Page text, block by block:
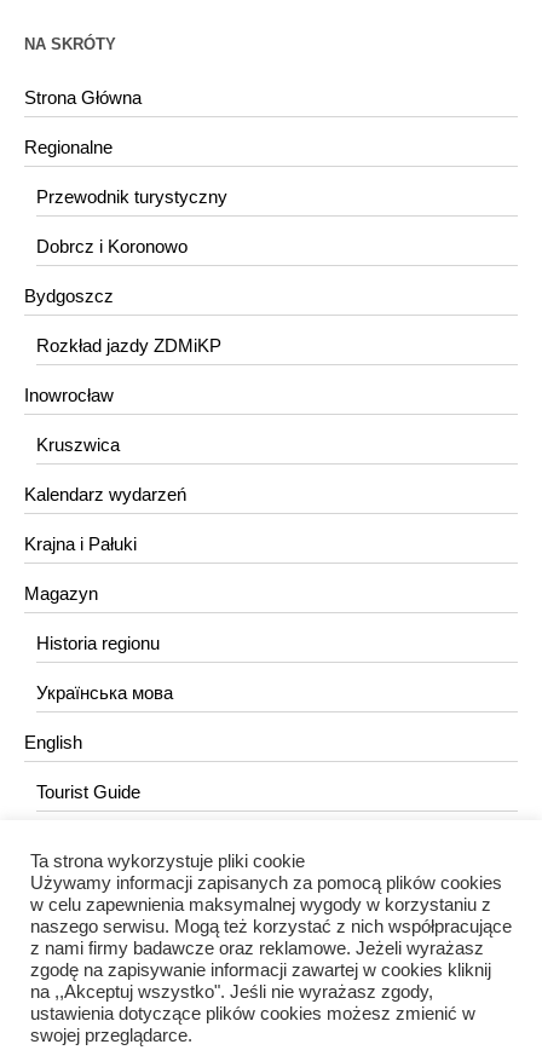
NA SKRÓTY
Strona Główna
Regionalne
Przewodnik turystyczny
Dobrcz i Koronowo
Bydgoszcz
Rozkład jazdy ZDMiKP
Inowrocław
Kruszwica
Kalendarz wydarzeń
Krajna i Pałuki
Magazyn
Historia regionu
Українська мова
English
Tourist Guide
KONTAKT
redakcja@portalkujawski.pl
Redakcja
Ta strona wykorzystuje pliki cookie
Używamy informacji zapisanych za pomocą plików cookies
w celu zapewnienia maksymalnej wygody w korzystaniu z
naszego serwisu. Mogą też korzystać z nich współpracujące
z nami firmy badawcze oraz reklamowe. Jeżeli wyrażasz
zgodę na zapisywanie informacji zawartej w cookies kliknij
na ,,Akceptuj wszystko". Jeśli nie wyrażasz zgody,
ustawienia dotyczące plików cookies możesz zmienić w
swojej przeglądarce.